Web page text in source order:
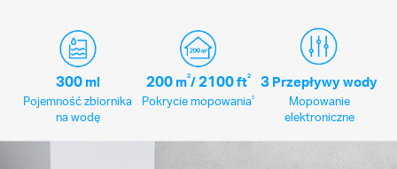
300ml
Pojemność zbiornika
na wodę
200m2/2100ft2
Pokrycie mopowania5
3 Przepływy wody
Mopowanie
elektroniczne